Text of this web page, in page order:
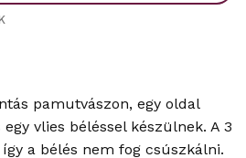
pamutvászon, egy oldal
vlies béléssel készülnek. A 3
a bélés nem fog csúszkálni.